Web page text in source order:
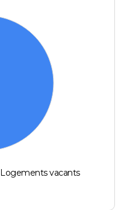
Logements vacants